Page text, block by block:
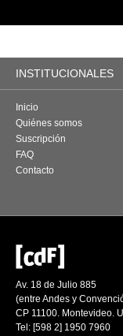
INSTITUCIONALES
Inicio
Quiénes somos
Suscripción
FAQ
Contacto
Av. 18 de Julio 885
(entre Andes y
CP 11100. Montevideo.
Tel: [598 2] 1950 7960